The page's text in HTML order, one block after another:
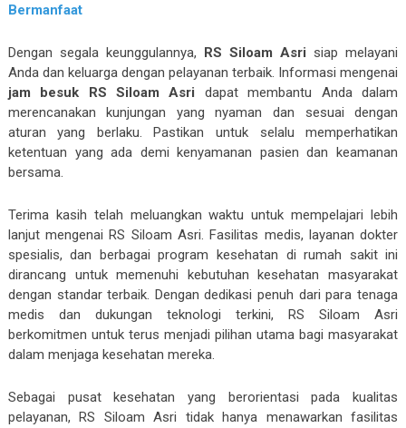
Bermanfaat
Dengan segala keunggulannya, RS Siloam Asri siap melayani
Anda dan keluarga dengan pelayanan terbaik. Informasi mengenai
jam besuk RS Siloam Asri dapat membantu Anda dalam
merencanakan kunjungan yang nyaman dan sesuai dengan
aturan yang berlaku. Pastikan untuk selalu memperhatikan
ketentuan yang ada demi kenyamanan pasien dan keamanan
bersama.
Terima kasih telah meluangkan waktu untuk mempelajari lebih
lanjut mengenai RS Siloam Asri. Fasilitas medis, layanan dokter
spesialis, dan berbagai program kesehatan di rumah sakit ini
dirancang untuk memenuhi kebutuhan kesehatan masyarakat
dengan standar terbaik. Dengan dedikasi penuh dari para tenaga
medis dan dukungan teknologi terkini, RS Siloam Asri
berkomitmen untuk terus menjadi pilihan utama bagi masyarakat
dalam menjaga kesehatan mereka.
Sebagai pusat kesehatan yang berorientasi pada kualitas
pelayanan, RS Siloam Asri tidak hanya menawarkan fasilitas